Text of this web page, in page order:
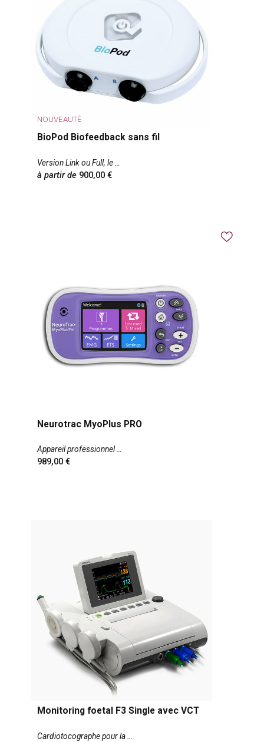
NOUVEAUTÉ
BioPod Biofeedback sans fil
Version Link ou Full, le
à partir de 900,00
Neurotrac MyoPlus PRO
Appareil professionnel
989,00
Monitoring foetal F3 Single avec VCT
Cardiotocographe pour la